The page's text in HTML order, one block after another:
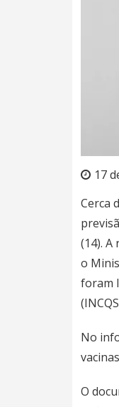
17
Cerca
(14). A
o
foram
No
O